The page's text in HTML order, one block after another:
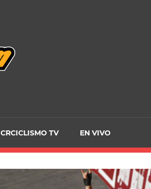
CRCICLISMO TV EN VIVO